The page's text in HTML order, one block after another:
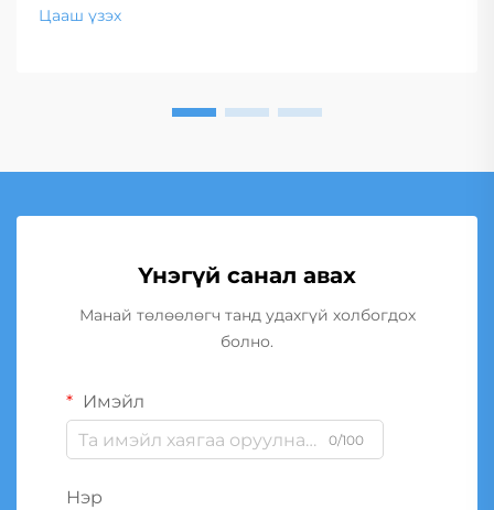
Цааш үзэх
Үнэгүй санал авах
Манай төлөөлөгч танд удахгүй холбогдох
болно.
Имэйл
0/100
Нэр